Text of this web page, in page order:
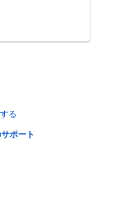
る
ポート